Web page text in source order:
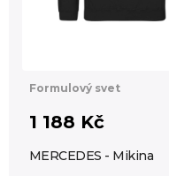
Formulový svet
1 188 Kč
MERCEDES - Mikina